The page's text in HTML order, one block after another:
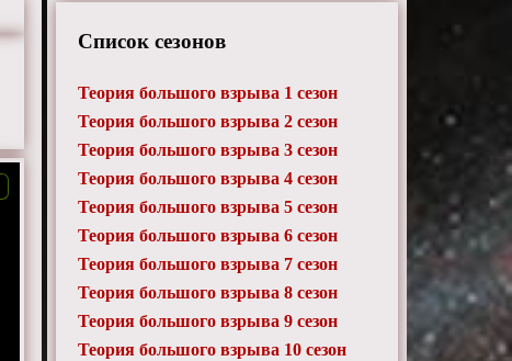
Список сезонов
Теория большого взрыва 1 сезон
Теория большого взрыва 2 сезон
Теория большого взрыва 3 сезон
Теория большого взрыва 4 сезон
Теория большого взрыва 5 сезон
Теория большого взрыва 6 сезон
Теория большого взрыва 7 сезон
Теория большого взрыва 8 сезон
Теория большого взрыва 9 сезон
Теория большого взрыва 10 сезон